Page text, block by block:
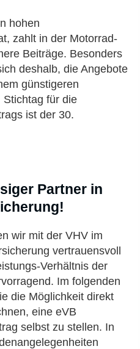
hohen
zahlt in der Motor­rad­
Beiträge. Besonders
deshalb, die Angebote
günstigeren
Stichtag für die
ist der 30.
Partner in
wir mit der VHV im
vertrauensvoll
Verhältnis der
Im folgenden
die Möglichkeit direkt
eine eVB
selbst zu stellen. In